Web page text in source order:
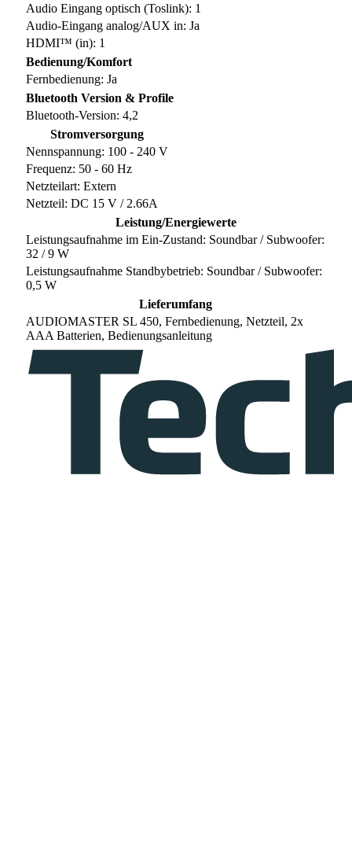
Audio Eingang optisch (Toslink): 1
Audio-Eingang analog/AUX in: Ja
HDMI™ (in): 1
Bedienung/Komfort
Fernbedienung: Ja
Bluetooth Version & Profile
Bluetooth-Version: 4,2
Stromversorgung
Nennspannung: 100 - 240 V
Frequenz: 50 - 60 Hz
Netzteilart: Extern
Netzteil: DC 15 V / 2.66A
Leistung/Energiewerte
Leistungsaufnahme im Ein-Zustand: Soundbar / Subwoofer:
32 / 9 W
Leistungsaufnahme Standbybetrieb: Soundbar / Subwoofer:
0,5 W
Lieferumfang
AUDIOMASTER SL 450, Fernbedienung, Netzteil, 2x
AAA Batterien, Bedienungsanleitung